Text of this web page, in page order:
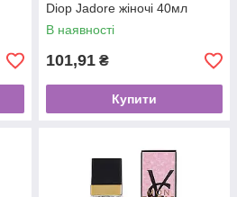
Dіор Jadore жіночі 40мл
В наявності
101,91 ₴
Купити